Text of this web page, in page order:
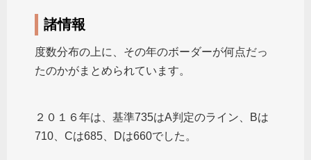
諸情報
度数分布の上に、その年のボーダーが何点だっ
たのかがまとめられています。
２０１６年は、基準735はA判定のライン、Bは
710、Cは685、Dは660でした。